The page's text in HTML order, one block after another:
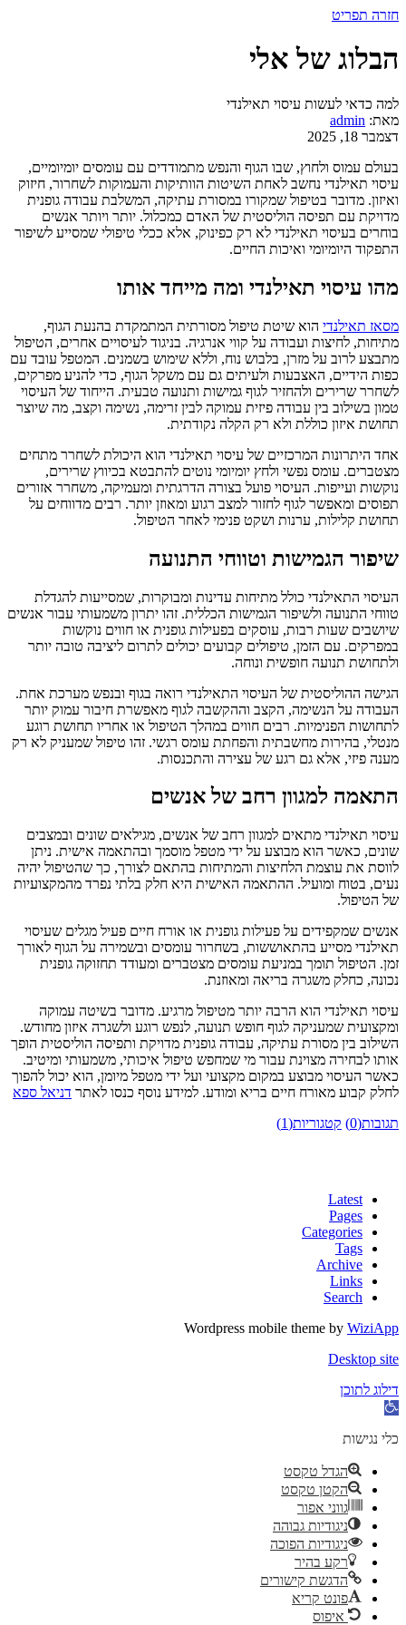
חזרה תפריט
הבלוג של אלי
למה כדאי לעשות עיסוי תאילנדי
מאת: admin
דצמבר 18, 2025
בעולם עמוס ולחוץ, שבו הגוף והנפש מתמודדים עם עומסים יומיומיים,
עיסוי תאילנדי נחשב לאחת השיטות הוותיקות והעמוקות לשחרור, חיזוק
ואיזון. מדובר בטיפול שמקורו במסורת עתיקה, המשלבת עבודה גופנית
מדויקת עם תפיסה הוליסטית של האדם כמכלול. יותר ויותר אנשים
בוחרים בעיסוי תאילנדי לא רק כפינוק, אלא ככלי טיפולי שמסייע לשיפור
התפקוד היומיומי ואיכות החיים.
מהו עיסוי תאילנדי ומה מייחד אותו
מסאז תאילנדי הוא שיטת טיפול מסורתית המתמקדת בהנעת הגוף,
מתיחות, לחיצות ועבודה על קווי אנרגיה. בניגוד לעיסויים אחרים, הטיפול
מתבצע לרוב על מזרן, בלבוש נוח, וללא שימוש בשמנים. המטפל עובד עם
כפות הידיים, האצבעות ולעיתים גם עם משקל הגוף, כדי להניע מפרקים,
לשחרר שרירים ולהחזיר לגוף גמישות ותנועה טבעית. הייחוד של העיסוי
טמון בשילוב בין עבודה פיזית עמוקה לבין זרימה, נשימה וקצב, מה שיוצר
תחושת איזון כוללת ולא רק הקלה נקודתית.
אחד היתרונות המרכזיים של עיסוי תאילנדי הוא היכולת לשחרר מתחים
מצטברים. עומס נפשי ולחץ יומיומי נוטים להתבטא בכיווץ שרירים,
נוקשות ועייפות. העיסוי פועל בצורה הדרגתית ומעמיקה, משחרר אזורים
תפוסים ומאפשר לגוף לחזור למצב רגוע ומאוזן יותר. רבים מדווחים על
תחושת קלילות, ערנות ושקט פנימי לאחר הטיפול.
שיפור הגמישות וטווחי התנועה
העיסוי התאילנדי כולל מתיחות עדינות ומבוקרות, שמסייעות להגדלת
טווחי התנועה ולשיפור הגמישות הכללית. זהו יתרון משמעותי עבור אנשים
שיושבים שעות רבות, עוסקים בפעילות גופנית או חווים נוקשות
במפרקים. עם הזמן, טיפולים קבועים יכולים לתרום ליציבה טובה יותר
ולתחושת תנועה חופשית ונוחה.
הגישה ההוליסטית של העיסוי התאילנדי רואה בגוף ובנפש מערכת אחת.
העבודה על הנשימה, הקצב וההקשבה לגוף מאפשרת חיבור עמוק יותר
לתחושות הפנימיות. רבים חווים במהלך הטיפול או אחריו תחושת רוגע
מנטלי, בהירות מחשבתית והפחתת עומס רגשי. זהו טיפול שמעניק לא רק
מענה פיזי, אלא גם רגע של עצירה והתכנסות.
התאמה למגוון רחב של אנשים
עיסוי תאילנדי מתאים למגוון רחב של אנשים, מגילאים שונים ובמצבים
שונים, כאשר הוא מבוצע על ידי מטפל מוסמך ובהתאמה אישית. ניתן
לווסת את עוצמת הלחיצות והמתיחות בהתאם לצורך, כך שהטיפול יהיה
נעים, בטוח ומועיל. ההתאמה האישית היא חלק בלתי נפרד מהמקצועיות
של הטיפול.
אנשים שמקפידים על פעילות גופנית או אורח חיים פעיל מגלים שעיסוי
תאילנדי מסייע בהתאוששות, בשחרור עומסים ובשמירה על הגוף לאורך
זמן. הטיפול תומך במניעת עומסים מצטברים ומעודד תחזוקה גופנית
נכונה, כחלק משגרה בריאה ומאוזנת.
עיסוי תאילנדי הוא הרבה יותר מטיפול מרגיע. מדובר בשיטה עמוקה
ומקצועית שמעניקה לגוף חופש תנועה, לנפש רוגע ולשגרה איזון מחודש.
השילוב בין מסורת עתיקה, עבודה גופנית מדויקת ותפיסה הוליסטית הופך
אותו לבחירה מצוינת עבור מי שמחפש טיפול איכותי, משמעותי ומיטיב.
כאשר העיסוי מבוצע במקום מקצועי ועל ידי מטפל מיומן, הוא יכול להפוך
לחלק קבוע מאורח חיים בריא ומודע. למידע נוסף כנסו לאתר דניאל ספא
תגובות(0)
קטגוריות(1)
Latest
Pages
Categories
Tags
Archive
Links
Search
Wordpress mobile theme by WiziApp
Desktop site
דילוג לתוכן
פתח
נגישות
כלי נגישות
הגדל טקסט
הקטן טקסט
גווני אפור
ניגודיות גבוהה
ניגודיות הפוכה
רקע בהיר
הדגשת קישורים
פונט קריא
איפוס